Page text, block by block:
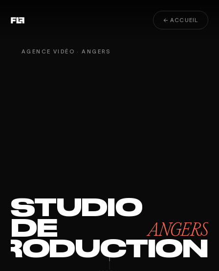
← ACCUEIL
AGENCE VIDÉO · ANGERS
STUDIO
DE ANGERS